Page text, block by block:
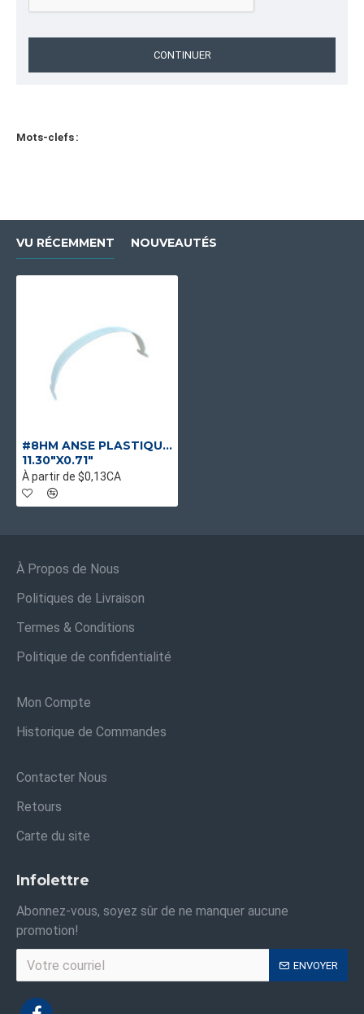
CONTINUER
Mots-clefs :
VU RÉCEMMENT NOUVEAUTÉS
#8HM ANSE PLASTIQUE BLANCHE LONGUE
11.30"X0.71"
À partir de $0,13CA
À Propos de Nous
Politiques de Livraison
Termes & Conditions
Politique de confidentialité
Mon Compte
Historique de Commandes
Contacter Nous
Retours
Carte du site
Infolettre
Abonnez-vous, soyez sûr de ne manquer aucune
promotion!
ENVOYER